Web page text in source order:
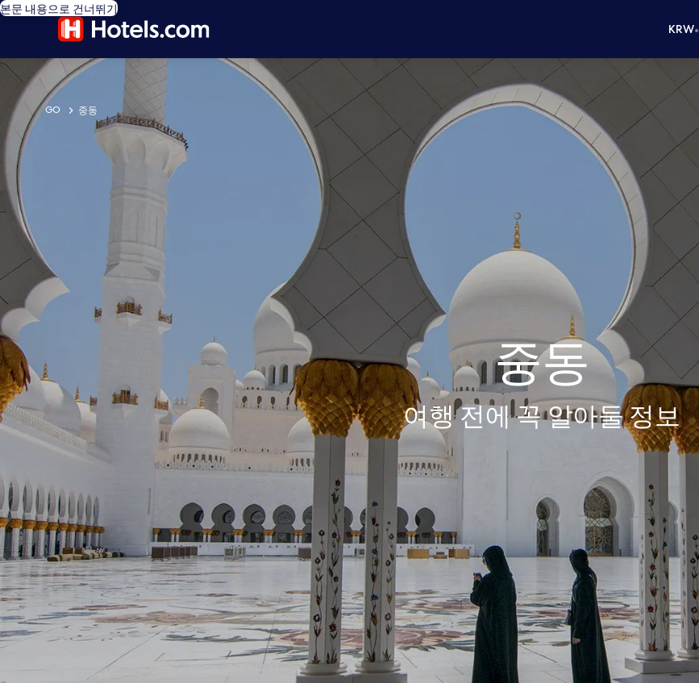
본문 내용으로 건너뛰기
KRW•
GO 중동
중동
여행 전에 꼭 알아둘 정보